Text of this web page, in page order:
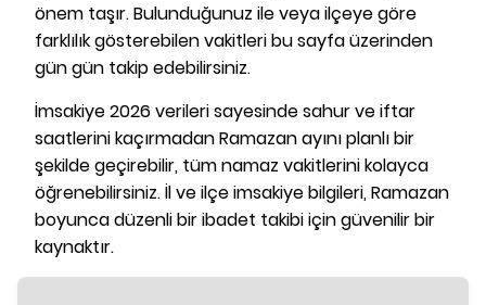
önem taşır. Bulunduğunuz ile veya ilçeye göre
farklılık gösterebilen vakitleri bu sayfa üzerinden
gün gün takip edebilirsiniz.
İmsakiye 2026 verileri sayesinde sahur ve iftar
saatlerini kaçırmadan Ramazan ayını planlı bir
şekilde geçirebilir, tüm namaz vakitlerini kolayca
öğrenebilirsiniz. İl ve ilçe imsakiye bilgileri, Ramazan
boyunca düzenli bir ibadet takibi için güvenilir bir
kaynaktır.